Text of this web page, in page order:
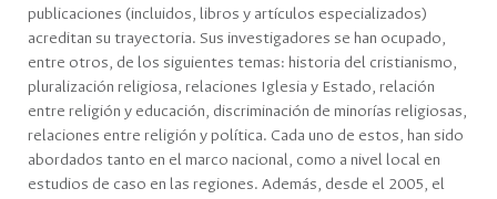
publicaciones (incluidos, libros y artículos especializados)
acreditan su trayectoria. Sus investigadores se han ocupado,
entre otros, de los siguientes temas: historia del cristianismo,
pluralización religiosa, relaciones Iglesia y Estado, relación
entre religión y educación, discriminación de minorías religiosas,
relaciones entre religión y política. Cada uno de estos, han sido
abordados tanto en el marco nacional, como a nivel local en
estudios de caso en las regiones. Además, desde el 2005, el